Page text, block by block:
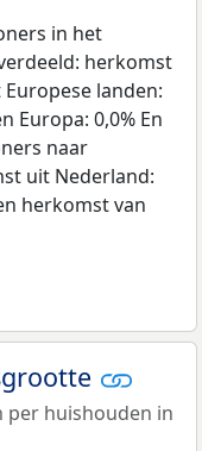
in het
herkomst
landen:
Europa: 0,0% En
naar
uit Nederland:
herkomst van
per huishouden in